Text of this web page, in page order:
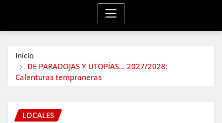
Inicio
DE PARADOJAS Y UTOPÍAS… 2027/2028:
Calenturas tempraneras
LOCALES